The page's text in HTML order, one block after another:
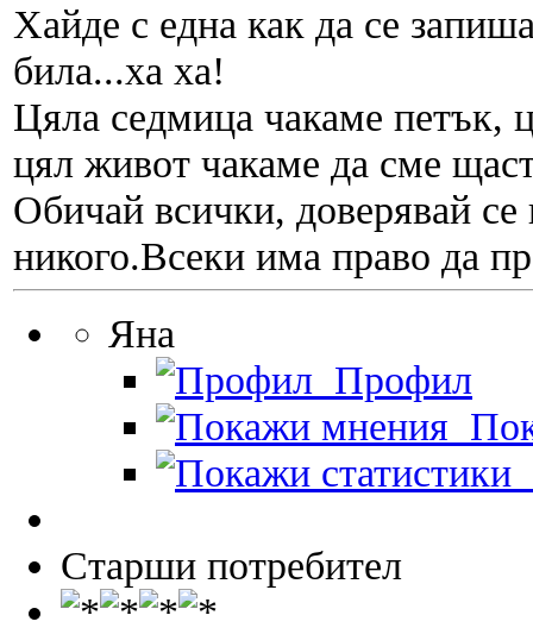
Хайде с една как да се
била...ха ха!
Цяла седмица чакаме петък,
цял живот чакаме да сме
Обичай всички, доверявай
никого.Всеки има право да
Яна
Профил
Старши потребител